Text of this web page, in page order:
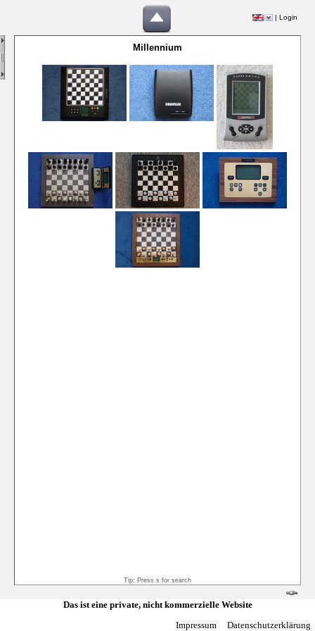
| Login
Millennium
Tip: Press s for search
Das ist eine private, nicht kommerzielle Website
Impressum
Datenschutzerklärung